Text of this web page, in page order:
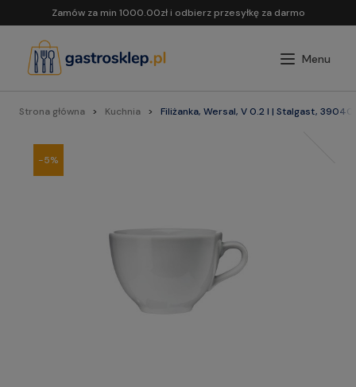
Zamów za min 1000.00zł i odbierz przesyłkę za darmo
Strona główna Kuchnia Filiżanka, Wersal, V 0.2 l | Stalgast,
-5%